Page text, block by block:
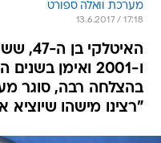
מערכת וואלה ספורט
13.6.2017 / 17:18
ו-2001 ואימן
בהצלחה רבה, סוגר
"רצינו מישהו